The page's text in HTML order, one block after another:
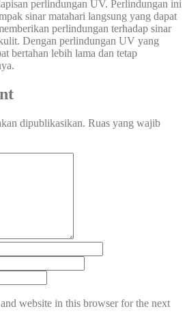
perlindungan UV. Perlindungan ini
sinar matahari langsung yang dapat
perlindungan terhadap sinar
Dengan perlindungan UV yang
bertahan lebih lama dan tetap
dipublikasikan. Ruas yang wajib
website in this browser for the next